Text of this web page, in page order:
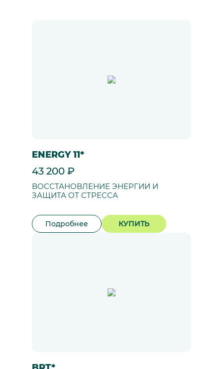
ENERGY 11*
43 200 ₽
ВОССТАНОВЛЕНИЕ ЭНЕРГИИ И
ЗАЩИТА ОТ СТРЕССА
Подробнее КУПИТЬ